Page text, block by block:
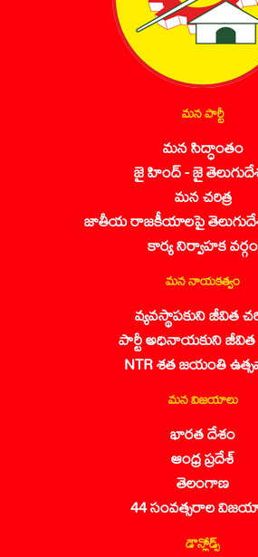
మన పార్టీ
మన సిద్ధాంతం
జై హింద్ - జై
మన చరిత్ర
జాతీయ రాజకీయాలపై
కార్య నిర్వాహక వర్గం
మన నాయకత్వం
వ్యవస్థాపకుని జీవిత
పార్టీ అధినాయకుని జీవిత
NTR శత జయంతి
మన విజయాలు
భారత దేశం
ఆంధ్ర ప్రదేశ్
తెలంగాణ
44 సంవత్సరాల
డౌన్లోడ్స్